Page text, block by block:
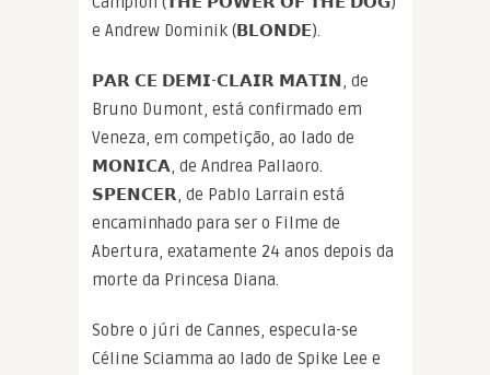
e Andrew Dominik (𝗕𝗟𝗢𝗡𝗗𝗘).
𝗣𝗔𝗥 𝗖𝗘 𝗗𝗘𝗠𝗜-𝗖𝗟𝗔𝗜𝗥 𝗠𝗔𝗧𝗜𝗡, de
Bruno Dumont, está confirmado em
Veneza, em competição, ao lado de
𝗠𝗢𝗡𝗜𝗖𝗔, de Andrea Pallaoro.
𝗦𝗣𝗘𝗡𝗖𝗘𝗥, de Pablo Larrain está
encaminhado para ser o Filme de
Abertura, exatamente 24 anos depois da
morte da Princesa Diana.
Sobre o júri de Cannes, especula-se
Céline Sciamma ao lado de Spike Lee e